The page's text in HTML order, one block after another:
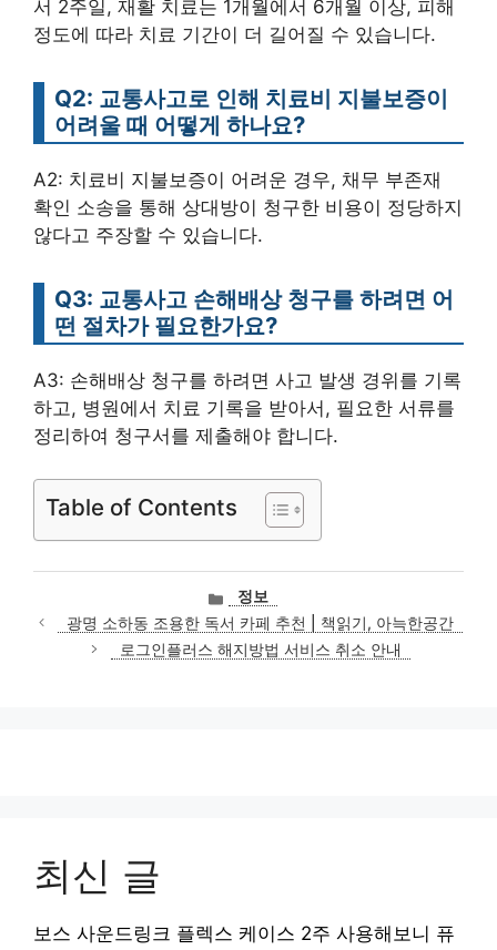
서 2주일, 재활 치료는 1개월에서 6개월 이상, 피해
정도에 따라 치료 기간이 더 길어질 수 있습니다.
Q2: 교통사고로 인해 치료비 지불보증이
어려울 때 어떻게 하나요?
A2: 치료비 지불보증이 어려운 경우, 채무 부존재
확인 소송을 통해 상대방이 청구한 비용이 정당하지
않다고 주장할 수 있습니다.
Q3: 교통사고 손해배상 청구를 하려면 어
떤 절차가 필요한가요?
A3: 손해배상 청구를 하려면 사고 발생 경위를 기록
하고, 병원에서 치료 기록을 받아서, 필요한 서류를
정리하여 청구서를 제출해야 합니다.
Table of Contents
카
테
고
리
정보
광명 소하동 조용한 독서 카페 추천 | 책읽기, 아늑한공간
로그인플러스 해지방법 서비스 취소 안내
최신 글
보스 사운드링크 플렉스 케이스 2주 사용해보니 퓨